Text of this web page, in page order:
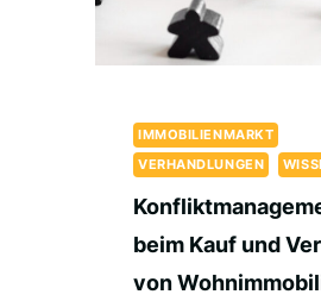
IMMOBILIENMARKT
VERHANDLUNGEN
beim Kauf und
von